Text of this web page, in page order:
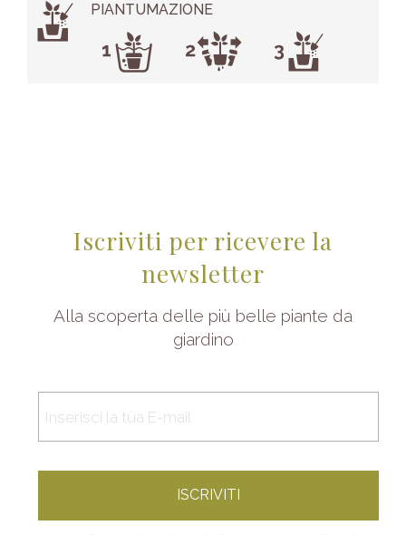
PIANTUMAZIONE
Iscriviti per ricevere la
newsletter
Alla scoperta delle più belle piante da
giardino